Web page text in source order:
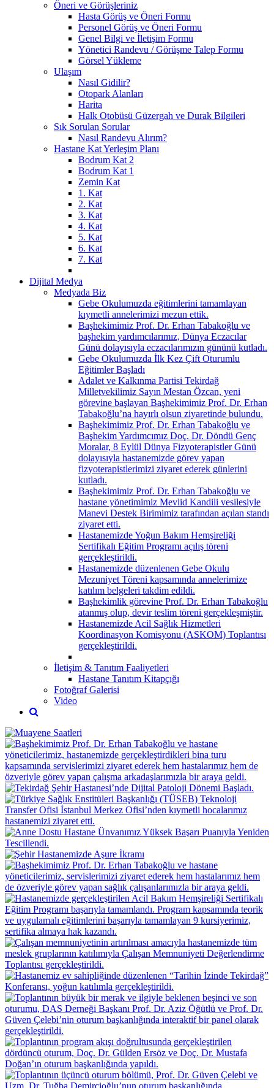
Öneri ve Görüşleriniz
Hasta Görüş ve Öneri Formu
Personel Görüş ve Öneri Formu
Genel Bilgi ve İletişim Formu
Yönetici Randevu / Görüşme Talep Formu
Görsel Yükleme
Ulaşım
Nasıl Gidilir?
Otopark Alanları
Harita
Halk Otobüsü Güzergah ve Durak Bilgileri
Sık Sorulan Sorular
Nasıl Randevu Alırım?
Hastane Kat Yerleşim Planı
Bodrum Kat 2
Bodrum Kat 1
Zemin Kat
1. Kat
2. Kat
3. Kat
4. Kat
5. Kat
6. Kat
7. Kat
Dijital Medya
Medyada Biz
Gebe Okulumuzda eğitimlerini tamamlayan
kıymetli annelerimizi mezun ettik.
Başhekimimiz Prof. Dr. Erhan Tabakoğlu ve
başhekim yardımcılarımız, Dünya Eczacılar
Günü dolayısıyla eczacılarımızın gününü kutladı.
Gebe Okulumuzda İlk Kez Çift Oturumlu
Eğitimler Başladı
Adalet ve Kalkınma Partisi Tekirdağ
Milletvekilimiz Sayın Mestan Özcan, yeni
görevine başlayan Başhekimimiz Prof. Dr. Erhan
Tabakoğlu’na hayırlı olsun ziyaretinde bulundu.
Başhekimimiz Prof. Dr. Erhan Tabakoğlu ve
Başhekim Yardımcımız Doç. Dr. Döndü Genç
Moralar, 8 Eylül Dünya Fizyoterapistler Günü
dolayısıyla hastanemizde görev yapan
fizyoterapistlerimizi ziyaret ederek günlerini
kutladı.
Başhekimimiz Prof. Dr. Erhan Tabakoğlu ve
hastane yönetimimiz Mevlid Kandili vesilesiyle
Manevi Destek Birimimiz tarafından açılan standı
ziyaret etti.
Hastanemizde Yoğun Bakım Hemşireliği
Sertifikalı Eğitim Programı açılış töreni
gerçekleştirildi.
Hastanemizde düzenlenen Gebe Okulu
Mezuniyet Töreni kapsamında annelerimize
katılım belgeleri takdim edildi.
Başhekimlik görevine Prof. Dr. Erhan Tabakoğlu
atanmış olup, devir teslim töreni gerçekleşmiştir.
Hastanemizde Acil Sağlık Hizmetleri
Koordinasyon Komisyonu (ASKOM) Toplantısı
gerçekleştirildi.
İletişim & Tanıtım Faaliyetleri
Hastane Tanıtım Kitapçığı
Fotoğraf Galerisi
Video